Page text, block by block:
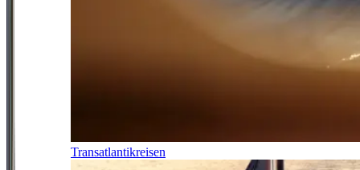
Transatlantikreisen